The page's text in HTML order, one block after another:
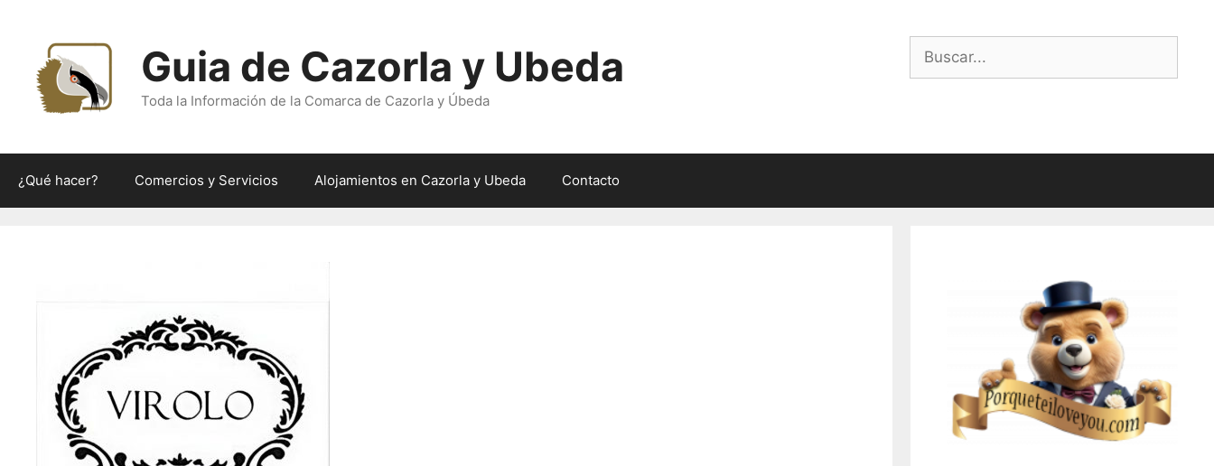
contenido
Buscar:
Guia de Cazorla y Ubeda
Toda la Información de la Comarca de Cazorla y Úbeda
¿Qué hacer? Comercios y Servicios Alojamientos en Cazorla y Ubeda Contacto